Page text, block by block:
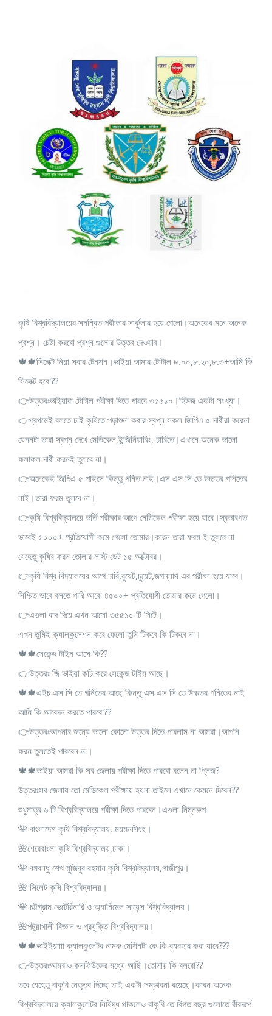
কৃষি বিশ্ববিদ্যালয়ের সমন্বিত পরীক্ষার সার্কুলার হয়ে গেলো।অনেকের মনে অনেক
প্রশ্ন। চেষ্টা করবো প্রশ্ন গুলোর উত্তর দেওয়ার।
🍁🍁সিলেক্ট নিয়া সবার টেনশন।ভাইয়া আমার টোটাল ৮.০০,৮.২০,৮.৩+আমি কি
সিলেক্ট হবো??
👉উত্তরঃভাইয়ারা টোটাল পরীক্ষা দিতে পারবে ৩৫৫১০।হিউজ একটা সংখ্যা।
👉প্রথমেই বলতে চাই কৃষিতে পড়াশুনা করার স্বপ্ন সকল জিপিএ ৫ দারীরা করেনা
যেমনটা তারা স্বপ্ন দেখে মেডিকেল,ইন্জিনিয়ারিং, ঢাবিতে।এখানে অনেক ভালো
ফলাফল দারী ফরমই তুলবে না।
👉অনেকেই জিপিএ ৫ পাইসে কিন্তু গনিত নাই।এস এস সি তে উচ্চতর গনিতের
নাই।তারা ফরম তুলবে না।
👉কৃষি বিশ্ববিদ্যালয়ে ভর্তি পরীক্ষার আগে মেডিকেল পরীক্ষা হয়ে যাবে।স্বভাবগত
ভাবেই ৫০০০+ প্রতিযোগী কমে গেলো তোমার।কারন তারা ফরম ই তুলবে না
যেহেতু কৃষির ফরম তোলার লাস্ট ডেট ১৫ অক্টোবর।
👉কৃষি বিশ্ব বিদ্যালয়ের আগে ঢাবি,বুয়েট,চুয়েট,জগন্নাথ এর পরীক্ষা হয়ে যাবে।
নিশ্চিত ভাবে বলতে পারি আরো ৪৫০০+ প্রতিযোগী তোমার কমে গেলো।
👉এগুলা বাদ দিয়ে এখন আসো ৩৫৫১০ টি সিটে।
এখন তুমিই ক্যালকুলেশন করে ফেলো তুমি টিকবে কি টিকবে না।
🍁🍁সেকেন্ড টাইম আসে কি??
👉উত্তরঃ জি ভাইয়া কচি করে সেকেন্ড টাইম আছে।
🍁🍁এইচ এস সি তে গনিতের আছে কিন্তু এস এস সি তে উচ্চতর গনিতের নাই
আমি কি আবেদন করতে পারবো??
👉উত্তরঃআপনার জন্যে ভালো কোনো উত্তর দিতে পারলাম না আমরা।আপনি
ফরম তুলতেই পারবেন না।
🍁🍁ভাইয়া আমরা কি সব জেলায় পরীক্ষা দিতে পারবো বলেন না প্লিজ?
উত্তরঃসব জেলায় তো মেডিকেল পরীক্ষায় হয়না তাইলে এখানে কেমনে দিবেন??
শুধুমাত্র ৬ টি বিশ্ববিদ্যালয়ে পরীক্ষা দিতে পারবেন।এগুলা নিম্নরুপ
🌺 বাংলাদেশ কৃষি বিশ্ববিদ্যালয়, ময়মনসিংহ।
🌺শেরেবাংলা কৃষি বিশ্ববিদ্যালয়,ঢাকা।
🌺 বঙ্গবন্ধু শেখ মুজিবুর রহমান কৃষি বিশ্ববিদ্যালয়,গাজীপুর।
🌺 সিলেট কৃষি বিশ্ববিদ্যালয়।
🌺 চট্টগ্রাম ভেটেরিনারি ও অ্যানিমেল সায়েন্স বিশ্ববিদ্যালয়।
🌺পটুয়াখালী বিজ্ঞান ও প্রযুক্তি বিশ্ববিদ্যালয়।
🍁🍁ভাইইয়াাাা ক্যালকুলেটর নামক মেশিনটা কে কি ব্যবহার করা যাবে???
👉উত্তরঃআমরাও কনফিউজের মধ্যে আছি।তোমায় কি বলবো??
তবে যেহেতু বাকৃবি নেতৃত্ব দিচ্ছে তাই একটা সম্ভাবনা রয়েছে।কারন অনেক
বিশ্ববিদ্যালয়ে ক্যালকুলেটর নিষিদ্ধ থাকলেও বাকৃবি তে বিগত বছর গুলোতে বীরদর্পে